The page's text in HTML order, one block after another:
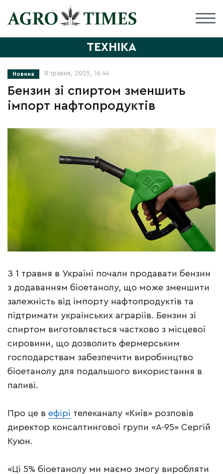
ТЕХНІКА
Новина 8 травня, 2025, 16:44
Бензин зі спиртом зменшить
імпорт нафтопродуктів
З 1 травня в Україні почали продавати бензин
з додаванням біоетанолу, що може зменшити
залежність від імпорту нафтопродуктів та
підтримати українських аграріїв. Бензин зі
спиртом виготовляється частково з місцевої
сировини, що дозволить фермерським
господарствам забезпечити виробництво
біоетанолу для подальшого використання в
паливі.
Про це в ефірі телеканалу «Київ» розповів
директор консалтингової групи «А-95» Сергій
Куюн.
«Ці 5% біоетанолу ми маємо змогу виробляти